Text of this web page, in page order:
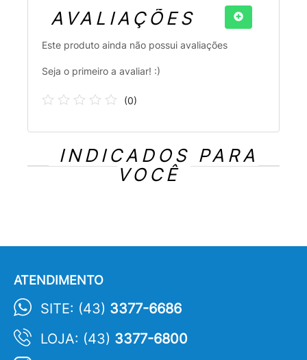
AVALIAÇÕES
Este produto ainda não possui avaliações
Seja o primeiro a avaliar! :)
(0)
INDICADOS PARA
VOCÊ
ATENDIMENTO
SITE: (43) 3377-6686
LOJA: (43) 3377-6800